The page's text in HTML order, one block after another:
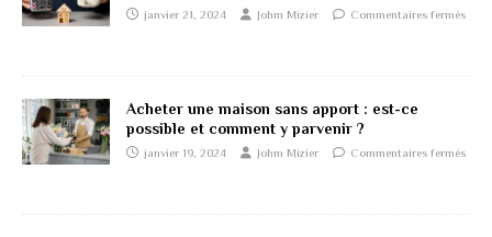
janvier 21, 2024 Johm Mizier Commentaires fermés
Acheter une maison sans apport : est-ce
possible et comment y parvenir ?
janvier 19, 2024 Johm Mizier Commentaires fermés